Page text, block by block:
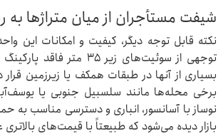
شیفت مستأجران از میان متراژها به
نکته قابل توجه دیگر، کیفیت و امکانات این
توجهی از سوئیت‌های زیر ۳۵
بسیاری از آنها در طبقات همکف یا زیرزمین قرار
برخی محله‌ها مانند سلسبیل جنوبی یا
نوساز با آسانسور، انباری و دسترسی مناسب به
بازار دیده می‌شود که طبیعتاً با قیمت‌های